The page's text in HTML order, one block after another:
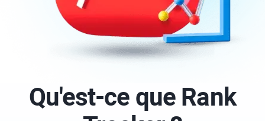
Qu'est-ce que Rank